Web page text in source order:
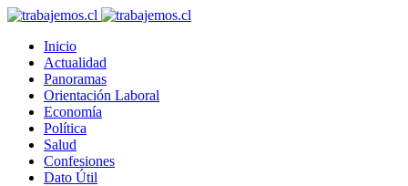
Inicio
Actualidad
Panoramas
Orientación Laboral
Economía
Política
Salud
Confesiones
Dato Útil